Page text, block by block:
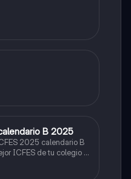
B 2025
2025 calendario B
ICFES de tu colegio y
y estudiar aquella